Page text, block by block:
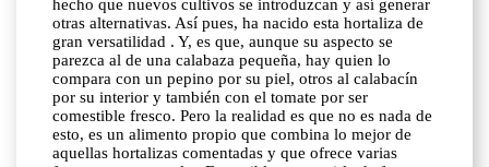
hecho que nuevos cultivos se introduzcan y así generar
otras alternativas. Así pues, ha nacido esta hortaliza de
gran versatilidad . Y, es que, aunque su aspecto se
parezca al de una calabaza pequeña, hay quien lo
compara con un pepino por su piel, otros al calabacín
por su interior y también con el tomate por ser
comestible fresco. Pero la realidad es que no es nada de
esto, es un alimento propio que combina lo mejor de
aquellas hortalizas comentadas y que ofrece varias